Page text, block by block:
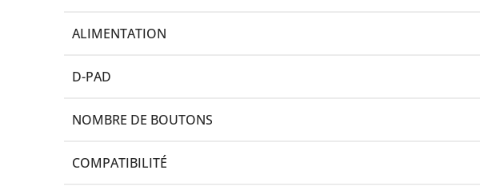
ALIMENTATION
D-PAD
NOMBRE DE BOUTONS
COMPATIBILITÉ